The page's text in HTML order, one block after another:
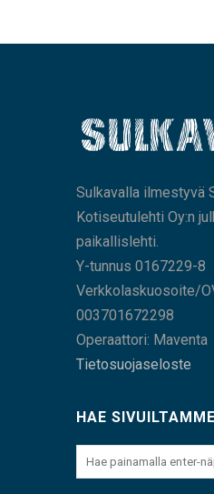
Sulkavalla ilmestyvä
Kotiseutulehti Oy:n
paikallislehti.
Y-tunnus 0167229-8
Verkkolaskuosoite/
003701672298
Operaattori: Maventa
Tietosuojaseloste
HAE SIVUILTAMME